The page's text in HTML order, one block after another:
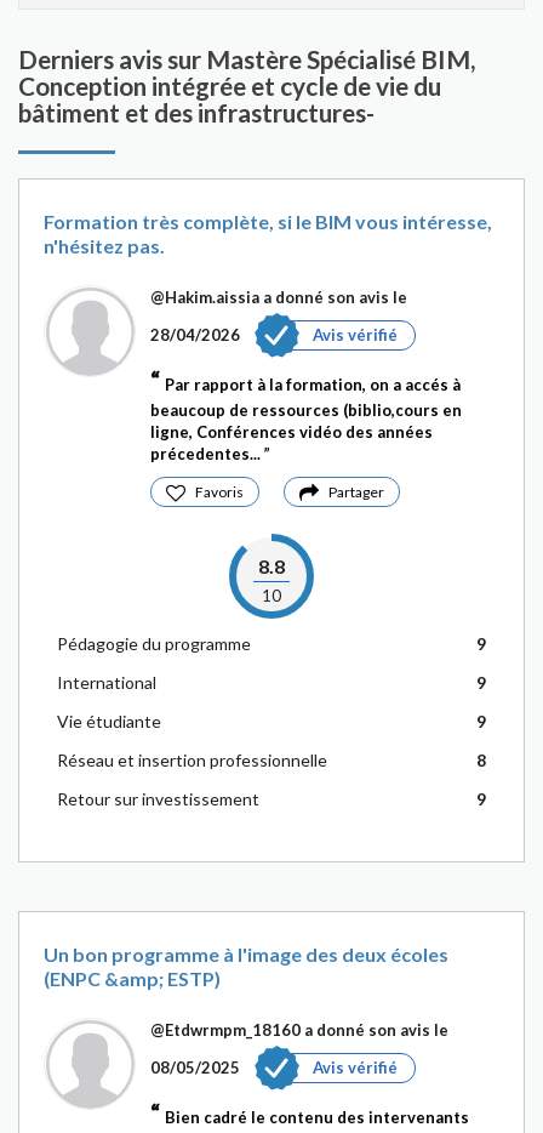
Derniers avis sur Mastère Spécialisé BIM,
Conception intégrée et cycle de vie du
bâtiment et des infrastructures-
Formation très complète, si le BIM vous intéresse,
n'hésitez pas.
@Hakim.aissia a donné son avis le
28/04/2026
Avis vérifié
Par rapport à la formation, on a accés à
beaucoup de ressources (biblio,cours en
ligne, Conférences vidéo des années
précedentes...
Favoris Partager
8.8
10
Pédagogie du programme
9
International
9
Vie étudiante
9
Réseau et insertion professionnelle
8
Retour sur investissement
9
Un bon programme à l'image des deux écoles
(ENPC &amp; ESTP)
@Etdwrmpm_18160 a donné son avis le
08/05/2025
Avis vérifié
Bien cadré le contenu des intervenants